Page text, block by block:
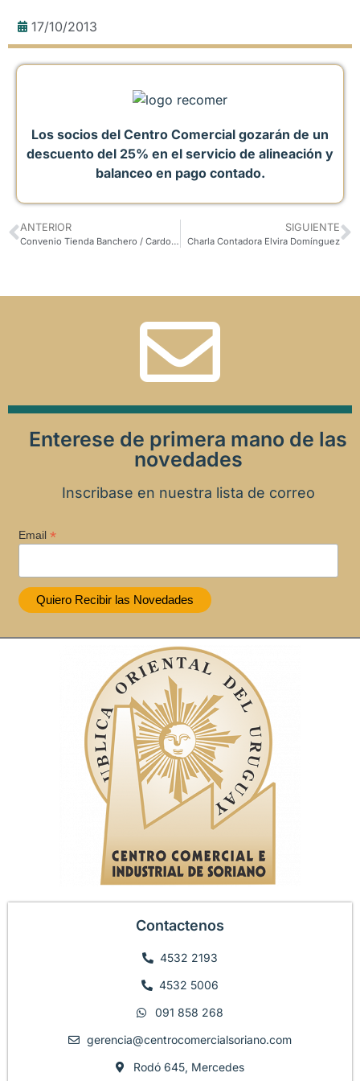
17/10/2013
Los socios del Centro Comercial gozarán de un
descuento del 25% en el servicio de alineación y
balanceo en pago contado.
ANTERIOR
Convenio Tienda Banchero / Cardona
SIGUIENTE
Charla Contadora Elvira Domínguez
Enterese de primera mano de las
novedades
Inscribase en nuestra lista de correo
Email *
Contactenos
4532 2193
4532 5006
091 858 268
gerencia@centrocomercialsoriano.com
Rodó 645, Mercedes